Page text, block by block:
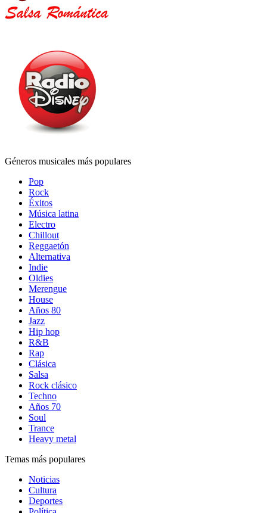
Géneros musicales más populares
Pop
Rock
Éxitos
Música latina
Electro
Chillout
Reggaetón
Alternativa
Indie
Oldies
Merengue
House
Años 80
Jazz
Hip hop
R&B
Rap
Clásica
Salsa
Rock clásico
Techno
Años 70
Soul
Trance
Heavy metal
Temas más populares
Noticias
Cultura
Deportes